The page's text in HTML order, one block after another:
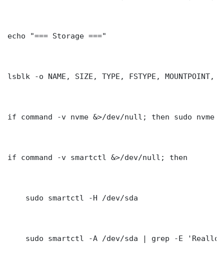
echo "=== Storage ==="
lsblk -o NAME, SIZE, TYPE, FSTYPE, MOUNTPOINT,
if command -v nvme &>/dev/null; then sudo
if command -v smartctl &>/dev/null; then
    sudo smartctl -H /dev/sda
sudo smartctl -A /dev/sda | grep -E